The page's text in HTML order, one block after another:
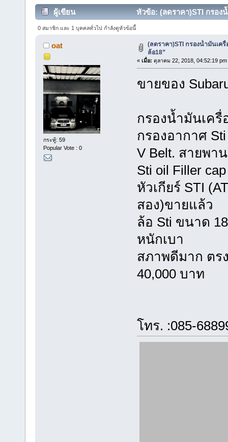
ผู้เขียน หัวข้อ: (ลดราคา)STI กรอง
0 สมาชิก และ 1 บุคคลทั่วไป กำลังดูหัวข้อนี้
oat
กระทู้: 59
Popular Vote : 0
(ลดราคา)STI กรองน้ำมันเค
ล้อ18”
« เมื่อ: ตุลาคม 22, 2018, 04:52:19 pm
ขายของ
กรองน้ำมันเค
กรองอากาศ
V Belt. สายพา
Sti oil Filler
หัวเกียร์ STI
สอง)ขายแล้ว
ล้อ Sti ขนาด
หนักเบา
สภาพดีมาก ตร
40,000 บาท
โทร. :085-